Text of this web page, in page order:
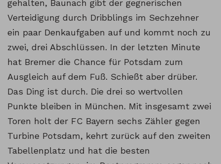
gehalten, Baunach gibt der gegnerischen
Verteidigung durch Dribblings im Sechzehner
ein paar Denkaufgaben auf und kommt noch zu
zwei, drei Abschlüssen. In der letzten Minute
hat Bremer die Chance für Potsdam zum
Ausgleich auf dem Fuß. Schießt aber drüber.
Das Ding ist durch. Die drei so wertvollen
Punkte bleiben in München. Mit insgesamt zwei
Toren holt der FC Bayern sechs Zähler gegen
Turbine Potsdam, kehrt zurück auf den zweiten
Tabellenplatz und hat die besten